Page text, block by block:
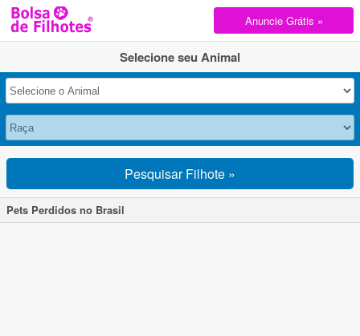
Anuncie Grátis »
Selecione seu Animal
Pesquisar Filhote »
Pets Perdidos no Brasil